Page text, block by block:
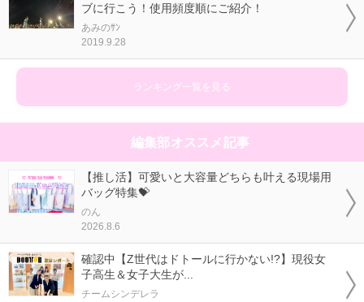
ブに行こう！使用頻度順にご紹介！
あみのｻﾝ
2019.9.28
ランキング一覧を見る
編集部オススメ記事
【推し活】可愛いと大容量どちらも叶える現場用
バッグ特集💝
のん
2026.8.6
確認中【Z世代はドトールに行かない!?】現役女
子高生＆女子大生が...
チームシンデレラ